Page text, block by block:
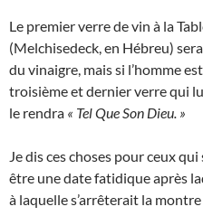
Le premier verre de vin à la
(Melchisedeck, en Hébreu)
du vinaigre, mais si l’homme
troisième et dernier verre qui
le rendra « Tel Que Son Dieu. »
Je dis ces choses pour ceux
être une date fatidique après
à laquelle s’arrêterait la montre